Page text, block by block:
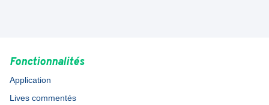
Fonctionnalités
Application
Lives commentés